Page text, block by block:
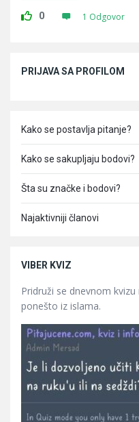
0 1 Odgovor
PRIJAVA SA PROFILOM
Kako se postavlja pitanje?
Kako se sakupljaju bodovi?
Šta su značke i bodovi?
Najaktivniji članovi
VIBER KVIZ
Pridruži se dnevnom
ponešto iz islama.